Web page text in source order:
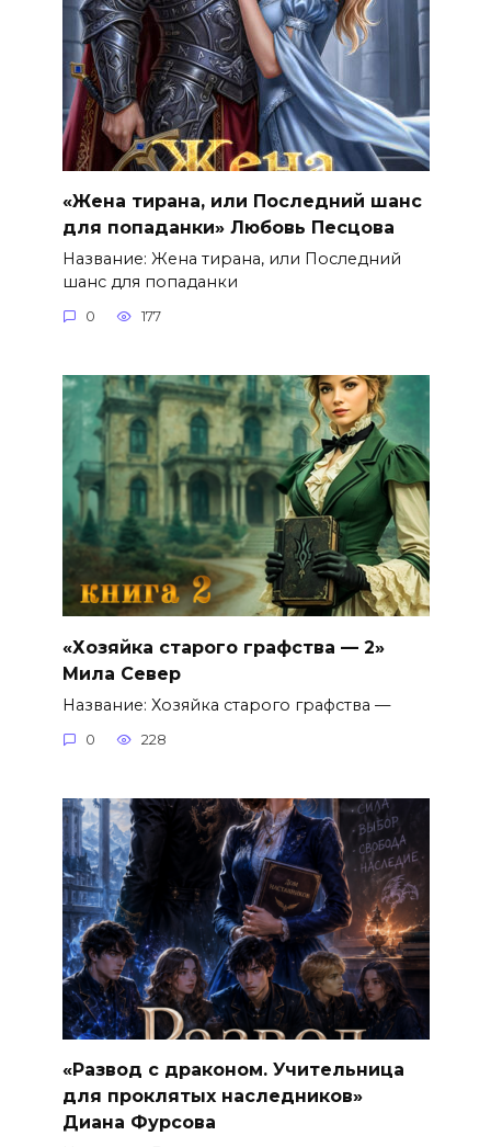
«Жена тирана, или Последний шанс
для попаданки» Любовь Песцова
Название: Жена тирана, или Последний
шанс для попаданки
0 177
«Хозяйка старого графства — 2»
Мила Север
Название: Хозяйка старого графства —
0 228
«Развод с драконом. Учительница
для проклятых наследников»
Диана Фурсова